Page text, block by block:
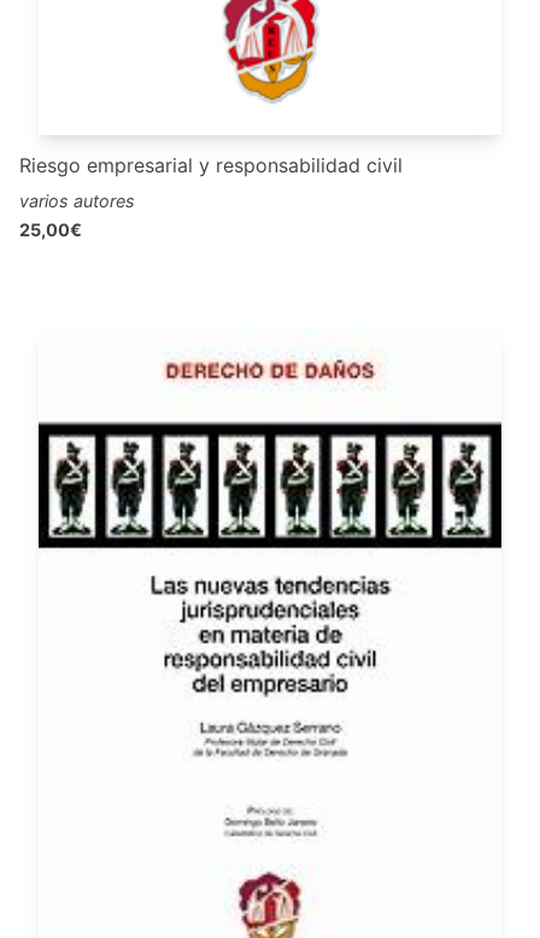
Riesgo empresarial y responsabilidad civil
varios autores
25,00€